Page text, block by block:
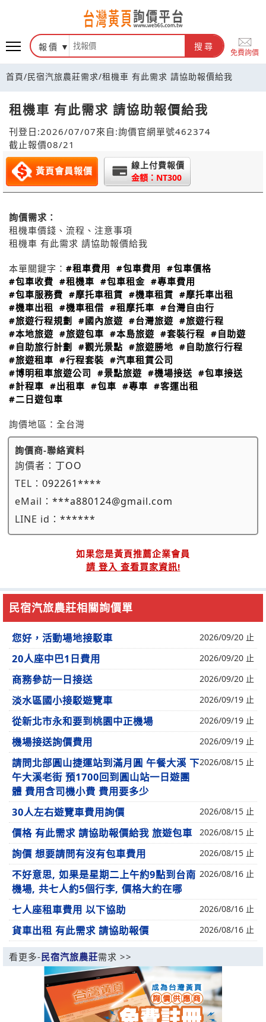
報價 搜尋
免費詢價
首頁/民宿汽旅農莊需求/租機車 有此需求 請協助報價給我
租機車 有此需求 請協助報價給我
刊登日:2026/07/07來自:詢價官網單號462374
截止報價08/21
黃頁會員報價
線上付費報價
金額：NT300
詢價需求：
租機車價錢、流程、注意事項
租機車 有此需求 請協助報價給我
本單關鍵字： #租車費用 #包車費用 #包車價格
#包車收費 #租機車 #包車租金 #專車費用
#包車服務費 #摩托車租賃 #機車租賃 #摩托車出租
#機車出租 #機車租借 #租摩托車 #台灣自由行
#旅遊行程規劃
#國內旅遊 #台灣旅遊 #旅遊行程
#本地旅遊 #旅遊包車 #本島旅遊 #套裝行程 #自助遊
#自助旅行計劃
#觀光景點 #旅遊勝地 #自助旅行行程
#旅遊租車 #行程套裝 #汽車租賃公司
#博明租車旅遊公司 #景點旅遊 #機場接送 #包車接送
#計程車 #出租車 #包車 #專車 #客運出租
#二日遊包車
詢價地區： 全台灣
詢價商-聯絡資料
詢價者： 丁OO
TEL： 092261****
eMail： ***a880124@gmail.com
LINE id： ******
如果您是黃頁推薦企業會員
請 登入 查看買家資訊!
民宿汽旅農莊相關詢價單
您好，活動場地接駁車 2026/09/20 止
20人座中巴1日費用 2026/09/20 止
商務參訪一日接送 2026/09/20 止
淡水區國小接駁遊覽車 2026/09/19 止
從新北市永和要到桃園中正機場 2026/09/19 止
機場接送詢價費用 2026/09/19 止
請問北部圓山捷運站到滿月圓 午餐大溪 下
午大溪老街 預1700回到圓山站一日遊團
體 費用含司機小費 費用要多少
2026/08/15 止
30人左右遊覽車費用詢價 2026/08/15 止
價格 有此需求 請協助報價給我 旅遊包車 2026/08/15 止
詢價 想要請問有沒有包車費用 2026/08/15 止
不好意思, 如果是星期二上午約9點到台南
機場, 共七人約5個行李, 價格大約在哪
2026/08/16 止
七人座租車費用 以下協助 2026/08/16 止
貨車出租 有此需求 請協助報價 2026/08/16 止
看更多-民宿汽旅農莊需求 >>